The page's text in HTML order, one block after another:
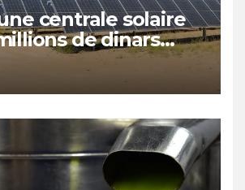
centrale solaire
de dinars
la transition
et créer 400